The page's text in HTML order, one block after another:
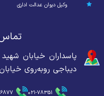
وکیل دیوان عدالت اداری
پاسداران خیابان
دیباجی روبه‌روی خیابان
021-78351